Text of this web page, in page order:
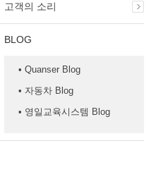
고객의 소리
BLOG
• Quanser Blog
• 자동차 Blog
• 영일교육시스템 Blog